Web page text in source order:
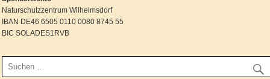
Naturschutzzentrum Wilhelmsdorf
IBAN DE46 6505 0110 0080 8745 55
BIC SOLADES1RVB